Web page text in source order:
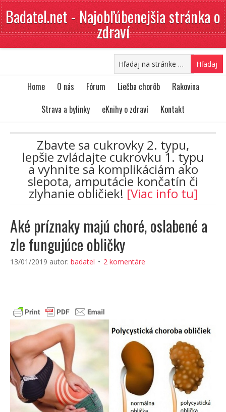
Badatel.net - Najobľúbenejšia stránka o
zdraví
Home O nás Fórum Liečba chorôb
Rakovina
Strava a bylinky
eKnihy o zdraví Kontakt
Zbavte sa cukrovky 2. typu,
lepšie zvládajte cukrovku 1. typu
a vyhnite sa komplikáciám ako
slepota, amputácie končatín či
zlyhanie obličiek! [Viac info tu]
Aké príznaky majú choré, oslabené a
zle fungujúce obličky
13/01/2019 autor: badatel 2 komentáre